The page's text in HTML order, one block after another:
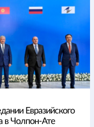
Евразийского
в Чолпон-Ате